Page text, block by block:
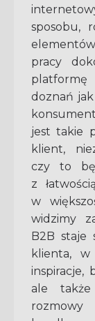
sposobu,
pracy
doznań
jest takie
klient,
czy to
z
w
widzimy
B2B staje
klienta,
inspiracje,
ale także